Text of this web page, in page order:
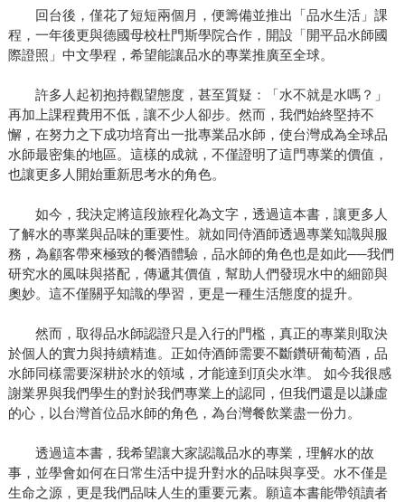
回台後，僅花了短短兩個月，便籌備並推出「品水生活」課
程，一年後更與德國母校杜門斯學院合作，開設「開平品水師國
際證照」中文學程，希望能讓品水的專業推廣至全球。
許多人起初抱持觀望態度，甚至質疑：「水不就是水嗎？」
再加上課程費用不低，讓不少人卻步。然而，我們始終堅持不
懈，在努力之下成功培育出一批專業品水師，使台灣成為全球品
水師最密集的地區。這樣的成就，不僅證明了這門專業的價值，
也讓更多人開始重新思考水的角色。
如今，我決定將這段旅程化為文字，透過這本書，讓更多人
了解水的專業與品味的重要性。就如同侍酒師透過專業知識與服
務，為顧客帶來極致的餐酒體驗，品水師的角色也是如此──我們
研究水的風味與搭配，傳遞其價值，幫助人們發現水中的細節與
奧妙。這不僅關乎知識的學習，更是一種生活態度的提升。
然而，取得品水師認證只是入行的門檻，真正的專業則取決
於個人的實力與持續精進。正如侍酒師需要不斷鑽研葡萄酒，品
水師同樣需要深耕於水的領域，才能達到頂尖水準。 如今我很感
謝業界與我們學生的對於我們專業上的認同，但我們還是以謙虛
的心，以台灣首位品水師的角色，為台灣餐飲業盡一份力。
透過這本書，我希望讓大家認識品水的專業，理解水的故
事，並學會如何在日常生活中提升對水的品味與享受。水不僅是
生命之源，更是我們品味人生的重要元素。願這本書能帶領讀者